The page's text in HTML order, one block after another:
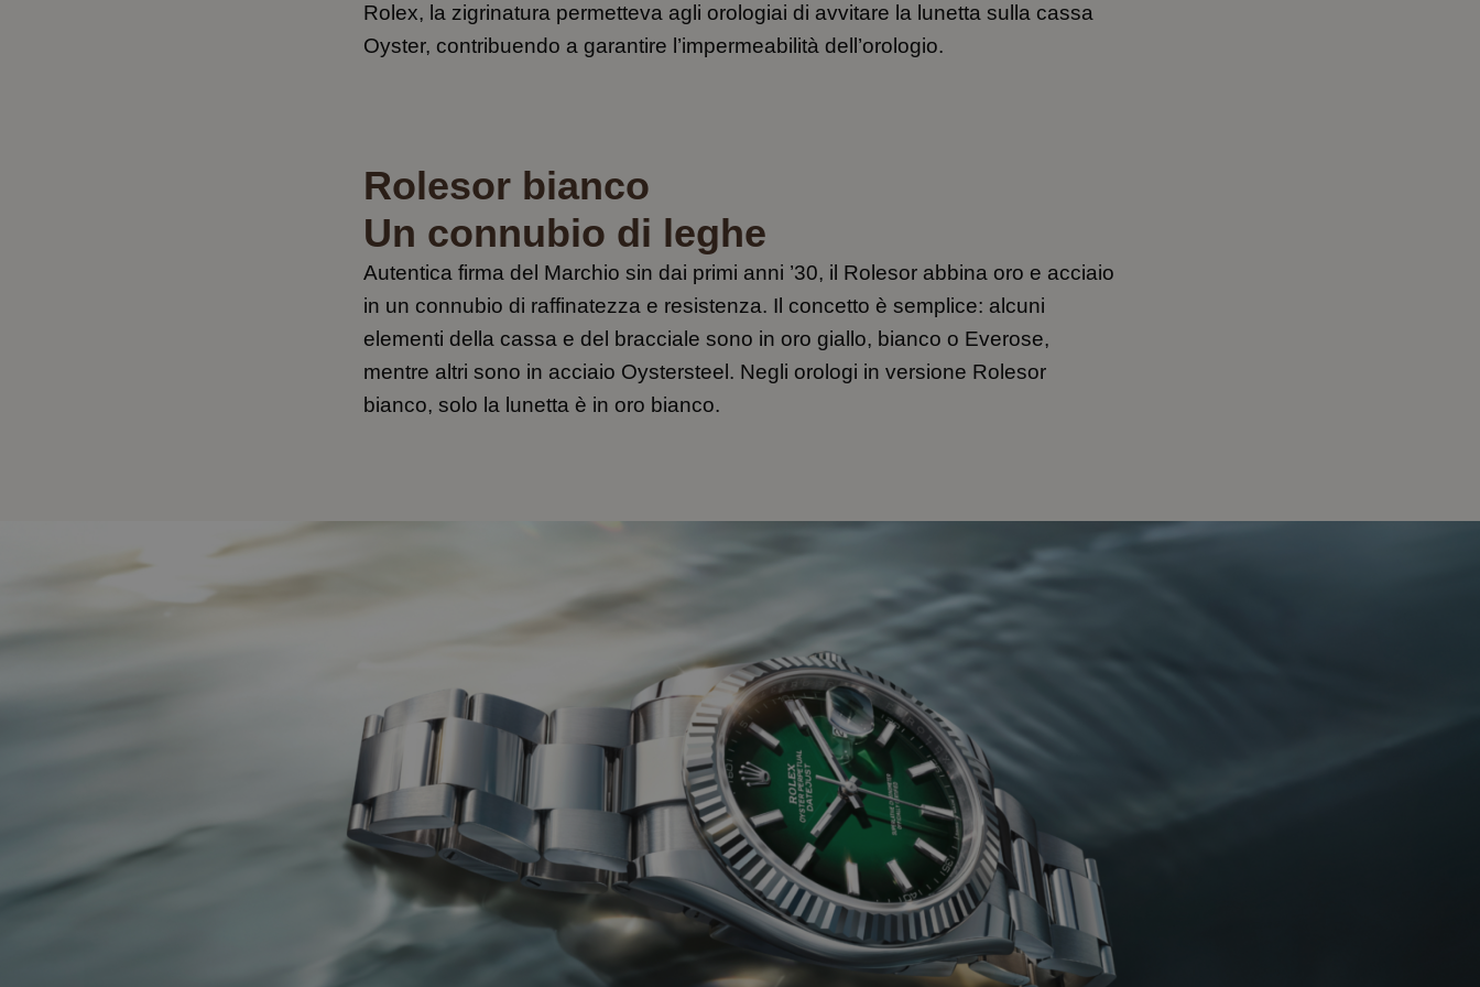
Rolex, la zigrinatura permetteva agli orologiai di avvitare la lunetta sulla cassa
Oyster, contribuendo a garantire l’impermeabilità dell’orologio.
Rolesor bianco
Un connubio di leghe
Autentica firma del Marchio sin dai primi anni ’30, il Rolesor abbina oro e acciaio
in un connubio di raffinatezza e resistenza. Il concetto è semplice: alcuni
elementi della cassa e del bracciale sono in oro giallo, bianco o Everose,
mentre altri sono in acciaio Oystersteel. Negli orologi in versione Rolesor
bianco, solo la lunetta è in oro bianco.